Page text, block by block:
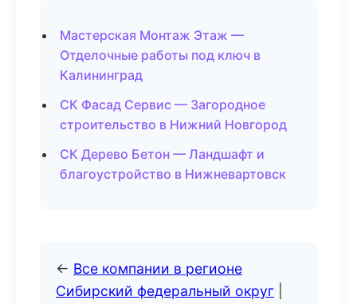
Мастерская Монтаж Этаж —
Отделочные работы под ключ в
Калининград
СК Фасад Сервис — Загородное
строительство в Нижний Новгород
СК Дерево Бетон — Ландшафт и
благоустройство в Нижневартовск
← Все компании в регионе
Сибирский федеральный округ